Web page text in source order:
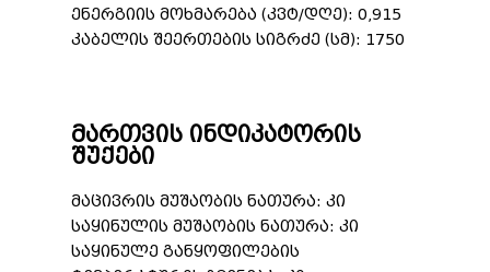
ენერგიის მოხმარება (კვტ/დღე): 0,915
კაბელის შეერთების სიგრძე (სმ): 1750
მართვის ინდიკატორის
შუქები
მაცივრის მუშაობის ნათურა: კი
საყინულის მუშაობის ნათურა: კი
საყინულე განყოფილების